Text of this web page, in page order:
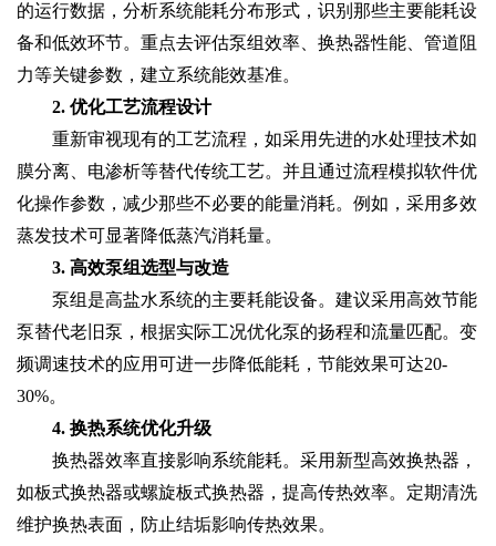
的运行数据，分析系统能耗分布形式，识别那些主要能耗设
备和低效环节。重点去评估泵组效率、换热器性能、管道阻
力等关键参数，建立系统能效基准。
2. 优化工艺流程设计
重新审视现有的工艺流程，如采用先进的水处理技术如
膜分离、电渗析等替代传统工艺。并且通过流程模拟软件优
化操作参数，减少那些不必要的能量消耗。例如，采用多效
蒸发技术可显著降低蒸汽消耗量。
3. 高效泵组选型与改造
泵组是高盐水系统的主要耗能设备。建议采用高效节能
泵替代老旧泵，根据实际工况优化泵的扬程和流量匹配。变
频调速技术的应用可进一步降低能耗，节能效果可达20-
30%。
4. 换热系统优化升级
换热器效率直接影响系统能耗。采用新型高效换热器，
如板式换热器或螺旋板式换热器，提高传热效率。定期清洗
维护换热表面，防止结垢影响传热效果。